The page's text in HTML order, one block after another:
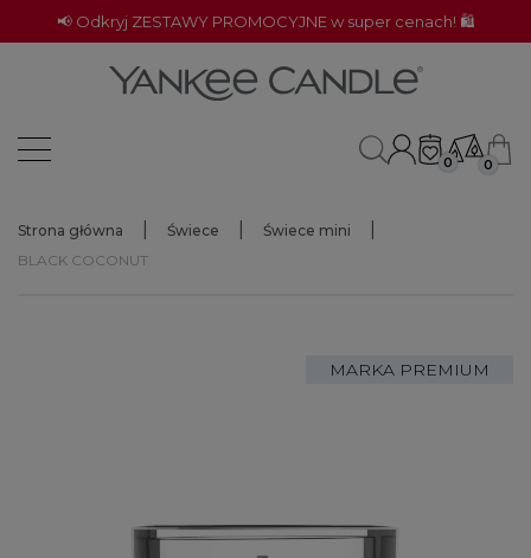
📢 Odkryj ZESTAWY PROMOCYJNE w super cenach! 🛍️
0 0
Strona główna Świece
Świece mini
BLACK COCONUT
MARKA PREMIUM